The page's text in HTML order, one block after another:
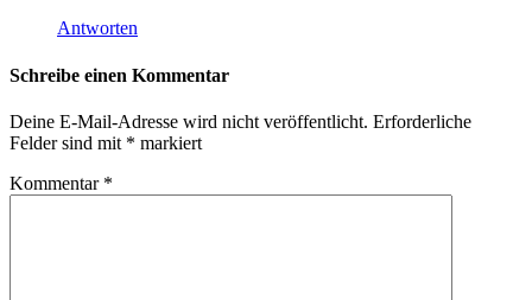
Antworten
Schreibe einen Kommentar
Deine E-Mail-Adresse wird nicht veröffentlicht. Erforderliche
Felder sind mit * markiert
Kommentar *